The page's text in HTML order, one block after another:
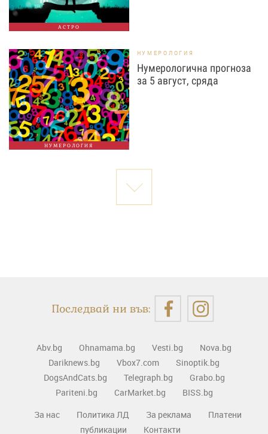
АСТРО
НУМЕРОЛОГИЯ
НУМЕРОЛОГИЯ
Нумерологична прогноза
за 5 август, сряда
Последвай ни във:
Abv.bg Ohnamama.bg Vesti.bg
Nova.bg
Dariknews.bg
Vbox7.com
Sinoptik.bg
DogsAndCats.bg
Telegraph.bg
Grabo.bg
Pariteni.bg
CarMarket.bg
BISS.bg
За нас
Политика ЛД За реклама
Платени
публикации
Контакти